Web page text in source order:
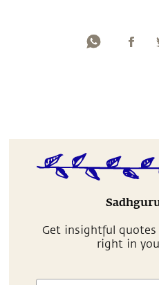
Get insightful quotes
right in